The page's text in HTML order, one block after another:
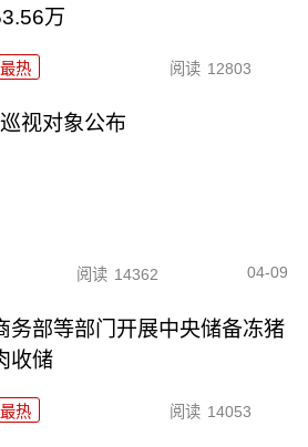
万
最热 阅读 12803
视对象公布
阅读 14362 04-09
务部等部门开展中央储备冻猪
收储
最热 阅读 14053